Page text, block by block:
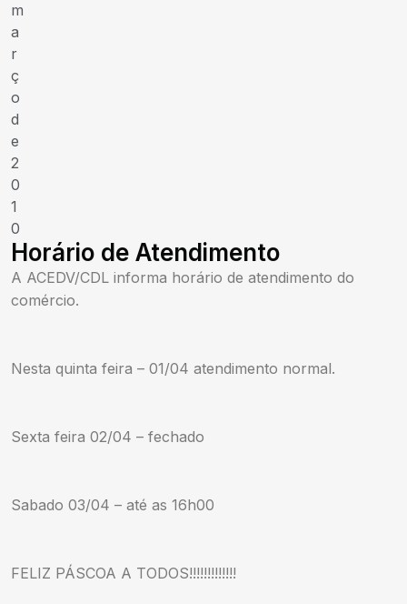
m
a
r
ç
o
d
e
2
0
1
0
Horário de Atendimento
A ACEDV/CDL informa horário de atendimento do
comércio.
Nesta quinta feira – 01/04 atendimento normal.
Sexta feira 02/04 – fechado
Sabado 03/04 – até as 16h00
FELIZ PÁSCOA A TODOS!!!!!!!!!!!!!